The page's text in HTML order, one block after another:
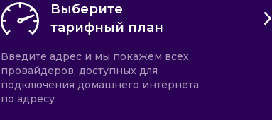
Выберите
тарифный план
Введите адрес и мы покажем всех
провайдеров, доступных для
подключения домашнего интернета
по адресу